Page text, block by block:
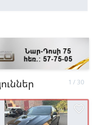
favorite_border